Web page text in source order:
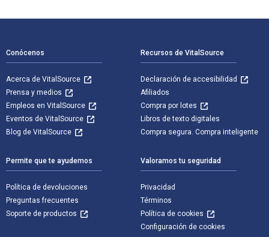
Conócenos
Acerca de VitalSource
Prensa y medios
Empleos en VitalSource
Eventos de VitalSource
Blog de VitalSource
Recursos de VitalSource
Declaración de accesibilidad
Afiliados
Compra por lotes
Libros de texto digitales
Compra segura. Compra inteligente
Permite que te ayudemos
Política de devoluciones
Preguntas frecuentes
Soporte de productos
Valoramos tu seguridad
Privacidad
Términos
Política de cookies
Configuración de cookies